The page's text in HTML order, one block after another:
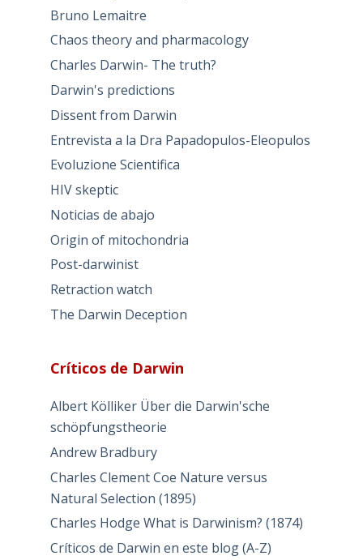
Bruno Lemaitre
Chaos theory and pharmacology
Charles Darwin- The truth?
Darwin's predictions
Dissent from Darwin
Entrevista a la Dra Papadopulos-Eleopulos
Evoluzione Scientifica
HIV skeptic
Noticias de abajo
Origin of mitochondria
Post-darwinist
Retraction watch
The Darwin Deception
Críticos de Darwin
Albert Kölliker Über die Darwin'sche
schöpfungstheorie
Andrew Bradbury
Charles Clement Coe Nature versus
Natural Selection (1895)
Charles Hodge What is Darwinism? (1874)
Críticos de Darwin en este blog (A-Z)